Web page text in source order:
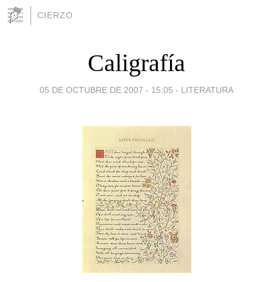
CIERZO
Caligrafía
05 DE OCTUBRE DE 2007 - 15:05 - LITERATURA